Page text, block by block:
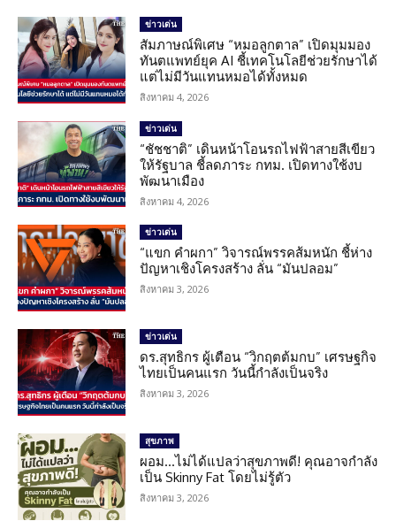
ข่าวเด่น
สัมภาษณ์พิเศษ “หมอลูกตาล” เปิดมุมมอง
ทันตแพทย์ยุค AI ชี้เทคโนโลยีช่วยรักษาได้
แต่ไม่มีวันแทนหมอได้ทั้งหมด
สิงหาคม 4, 2026
ข่าวเด่น
“ชัชชาติ” เดินหน้าโอนรถไฟฟ้าสายสีเขียว
ให้รัฐบาล ชี้ลดภาระ กทม. เปิดทางใช้งบ
พัฒนาเมือง
สิงหาคม 4, 2026
ข่าวเด่น
“แขก คำผกา” วิจารณ์พรรคส้มหนัก ชี้ห่าง
ปัญหาเชิงโครงสร้าง ลั่น “มันปลอม”
สิงหาคม 3, 2026
ข่าวเด่น
ดร.สุทธิกร ผู้เตือน “วิกฤตต้มกบ” เศรษฐกิจ
ไทยเป็นคนแรก วันนี้กำลังเป็นจริง
สิงหาคม 3, 2026
สุขภาพ
ผอม…ไม่ได้แปลว่าสุขภาพดี! คุณอาจกำลัง
เป็น Skinny Fat โดยไม่รู้ตัว
สิงหาคม 3, 2026